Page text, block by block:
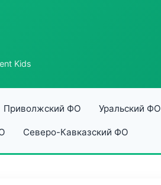
Kids
Приволжский ФО Уральский ФО
Северо-Кавказский ФО